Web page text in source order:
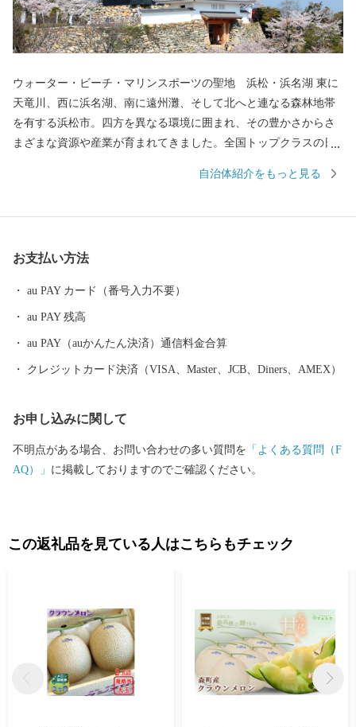
ウォーター・ビーチ・マリンスポーツの聖地 浜松・浜名湖 東に
天竜川、西に浜名湖、南に遠州灘、そして北へと連なる森林地帯
を有する浜松市。四方を異なる環境に囲まれ、その豊かさからさ
まざまな資源や産業が育まれてきました。全国トップクラスの日
ほか、楽器やオートバイ、繊維、食品など、ものづくりの街は生
まなウォーター・ビーチ・マリンスポーツを楽しむことができ、
自治体紹介をもっと見る
お支払い方法
au PAY カード（番号入力不要）
au PAY 残高
au PAY（auかんたん決済）通信料金合算
クレジットカード決済（VISA、Master、JCB、Diners、AMEX）
お申し込みに関して
不明点がある場合、お問い合わせの多い質問を 「よくある質問（F
AQ）」 に掲載しておりますのでご確認ください。
この返礼品を見ている人はこちらもチェック